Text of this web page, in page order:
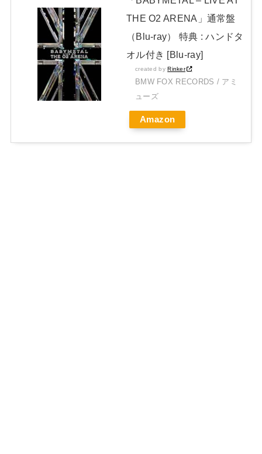
THE O2 ARENA」通常盤
（Blu-ray） 特典 : ハンドタ
オル付き [Blu-ray]
created byRinker
BMW FOX RECORDS / アミ
ューズ
Amazon